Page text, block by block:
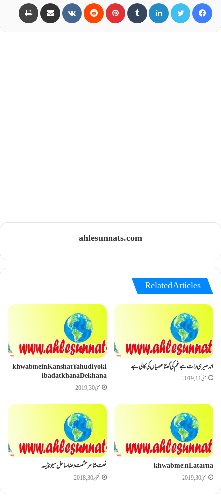
Facebook
Twitter
LinkedIn
Tumblr
Pinterest
Reddit
VKontakte
Share via Email
ahlesunnats.com
Related Articles
اندھیری رات ہے غم کی گھٹا عصیاں کی کالی ہے
مئی 11, 2019
khwab mein Kanshat Yahudiyo ki
ibadat khana Dekhana
مئی 30, 2019
khwab mein Latarna
مئی 30, 2019
نعت شاعر حشمت رضا ساحل سیونڈیہہ
اکتوبر 30, 2018